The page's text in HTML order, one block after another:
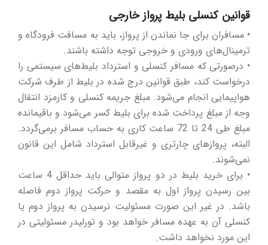
قوانین کنسلی بلیط پرواز خارجی
• مسافران برای جا نماندن از پرواز، باید به مسافت فرودگاه و
ترمینال‌های ورودی و خروجی توجه داشته باشند.
• درصورتی که مسافر کنسلی و استرداد بلیط‌های سیستمی را
درخواست کند، طبق قوانین درج شده در بلیط از طرف شرکت‌
هواپیمایی انجام می‌شود. مبلغ جریمه کنسلی و کارمزد انتقال
وجه از مبلغ پرداخت شده برای بلیط کسر می‌شود و باقیمانده
مبلغ طی 24 تا 72 ساعت کاری به حساب مسافر برمی‌گردد.
البته، پروازهای چارتری و غیرقابل استرداد شامل این قانون
نمی‌شوند.
• برای خرید بلیط در دو پرواز متوالی باید حداقل 4 ساعت
بین رسیدن پرواز اول به مقصد و حرکت پرواز دوم فاصله
باشد. در غیر این صورت مسئولیت نرسیدن به پرواز دوم یا
کنسلی آن به عهده مسافر خواهد بود و تورلیدر مسئولیتی در
این مورد نخواهد داشت.